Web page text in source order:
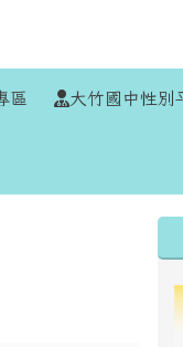
區 大竹國中性別